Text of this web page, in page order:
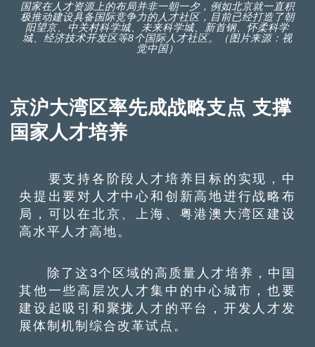
国家在人才资源上的布局并非一朝一夕，例如北京就一直积
极推动建设具备国际竞争力的人才社区，目前已经打造了朝
阳望京、中关村科学城、未来科学城、新首钢、怀柔科学
城、经济技术开发区等8个国际人才社区。（图片来源：视
觉中国）
京沪大湾区率先成战略支点 支撑
国家人才培养
要支持各阶段人才培养目标的实现，中
央提出要对人才中心和创新高地进行战略布
局，可以在北京、上海、粤港澳大湾区建设
高水平人才高地。
除了这3个区域的高质量人才培养，中国
其他一些高层次人才集中的中心城市，也要
建设起吸引和聚拢人才的平台，开发人才发
展体制机制综合改革试点。